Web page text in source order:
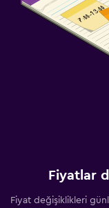
Fiyatlar
Fiyat değişiklikleri